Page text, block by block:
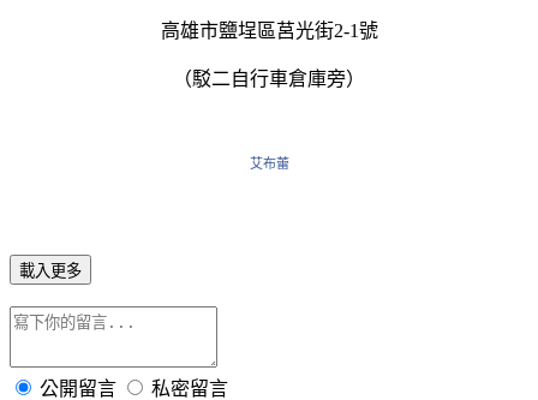
高雄市鹽埕區莒光街2-1號
（駁二自行車倉庫旁）
艾布蕾
載入更多
公開留言 私密留言